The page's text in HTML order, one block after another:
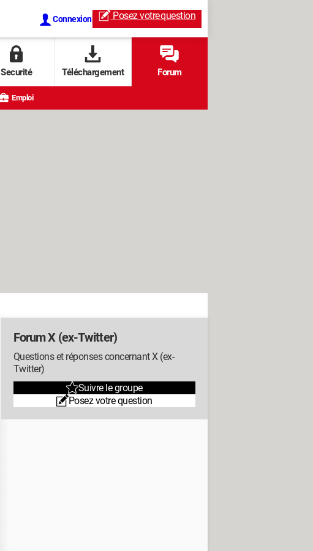
Connexion Posez votrequestion
Securité Téléchargement Forum
Emploi
Forum X (ex-Twitter)
Questions et réponses concernant X (ex-
Twitter)
Suivre le groupe
Posez votre question